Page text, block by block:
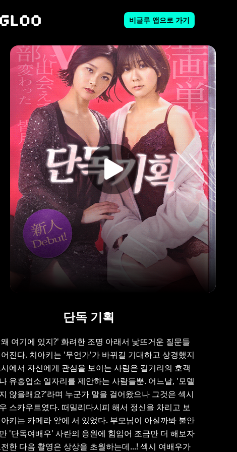
비글루 앱으로 가기
단독 기획
여기에 있지?' 화려한 조명 아래서 낯뜨거운 질문들
진다. 치아키는 '무언가'가 바뀌길 기대하고 상경했지
에서 자신에게 관심을 보이는 사람은 길거리의 호객
유흥업소 일자리를 제안하는 사람들뿐. 어느날, '모델
않을래요?'라며 누군가 말을 걸어왔으나 그것은 섹시
스카우트였다. 떠밀리다시피 해서 정신을 차리고 보
키는 카메라 앞에 서 있었다. 부모님이 아실까봐 불안
'단독여배우' 사란의 응원에 힘입어 조금만 더 해보자
한 다음 촬영은 상상을 초월하는데...! 섹시 여배우가